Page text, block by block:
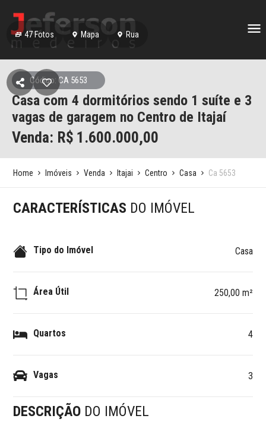
47Fotos Mapa Rua
Código: CA 5653
Casa com 4 dormitórios sendo 1 suíte e 3
vagas de garagem no Centro de Itajaí
Venda: R$ 1.600.000,00
Home Imóveis Venda Itajai Centro Casa Ca 5653
CARACTERÍSTICAS DO IMÓVEL
Tipo do Imóvel Casa
Área Útil 250,00 m²
Quartos 4
Vagas 3
DESCRIÇÃO DO IMÓVEL